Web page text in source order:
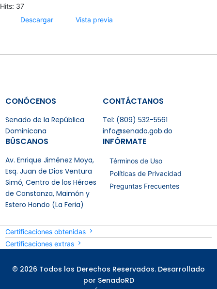
Hits: 37
Descargar
Vista previa
CONÓCENOS
Senado de la República
Dominicana
CONTÁCTANOS
Tel: (809) 532-5561
info@senado.gob.do
BÚSCANOS
Av. Enrique Jiménez Moya,
Esq. Juan de Dios Ventura
Simó, Centro de los Héroes
de Constanza, Maimón y
Estero Hondo (La Feria)
INFÓRMATE
Términos de Uso
Políticas de Privacidad
Preguntas Frecuentes
Certificaciones obtenidas
Certificaciones extras
© 2026 Todos los Derechos Reservados. Desarrollado
por SenadoRD